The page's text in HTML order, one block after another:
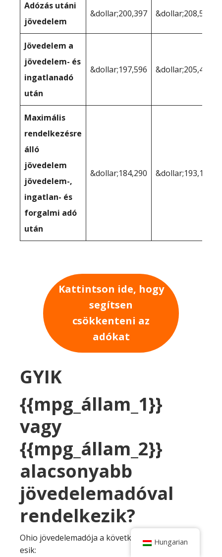
Adózás utáni
jövedelem
&dollar;200,397 &dollar;208,545
Jövedelem a
jövedelem- és
ingatlanadó
után
&dollar;197,596 &dollar;205,488
Maximális
rendelkezésre
álló
jövedelem
jövedelem-,
ingatlan- és
forgalmi adó
után
&dollar;184,290 &dollar;193,128
Kattintson ide, hogy
segítsen
csökkenteni az
adókat
GYIK
{{mpg_állam_1}}
vagy
{{mpg_állam_2}}
alacsonyabb
jövedelemadóval
rendelkezik?
Ohio jövedelemadója a következő tartományba
esik:
Hungarian